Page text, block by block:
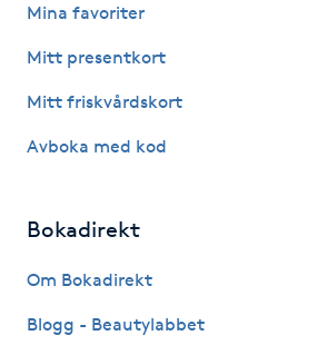
Kosmetisk tatuering
Kroppsinpackning
Käkledsbehandling
Kärlbehandling
Mina favoriter
Mitt presentkort
Mitt friskvårdskort
Avboka med kod
Bokadirekt
Om Bokadirekt
Blogg - Beautylabbet